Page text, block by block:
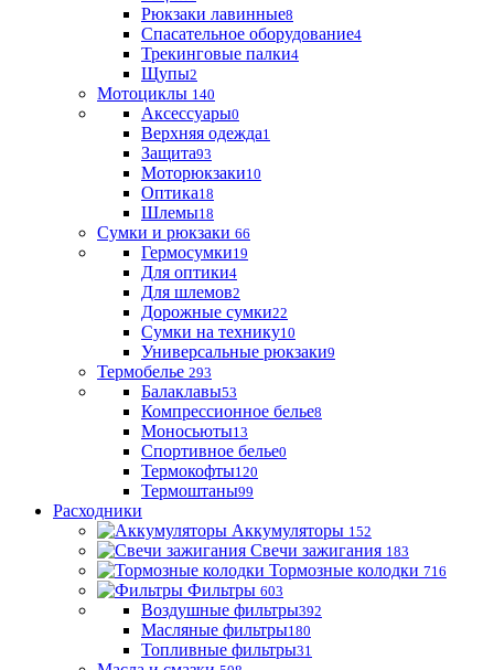
Рюкзаки лавинные8
Спасательное оборудование4
Трекинговые палки4
Щупы2
Мотоциклы 140
Аксессуары0
Верхняя одежда1
Защита93
Моторюкзаки10
Оптика18
Шлемы18
Сумки и рюкзаки 66
Гермосумки19
Для оптики4
Для шлемов2
Дорожные сумки22
Сумки на технику10
Универсальные рюкзаки9
Термобелье 293
Балаклавы53
Компрессионное белье8
Моносьюты13
Спортивное белье0
Термокофты120
Термоштаны99
Расходники
Аккумуляторы 152
Свечи зажигания 183
Тормозные колодки 716
Фильтры 603
Воздушные фильтры392
Масляные фильтры180
Топливные фильтры31